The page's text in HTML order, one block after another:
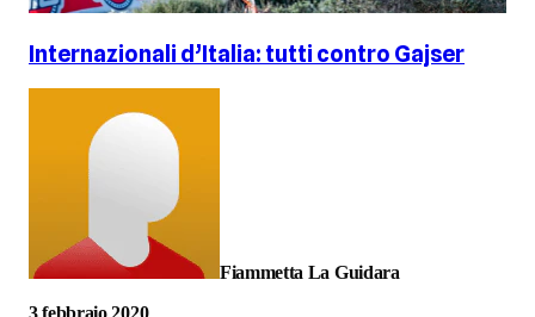
Internazionali d’Italia: tutti contro Gajser
Fiammetta La Guidara